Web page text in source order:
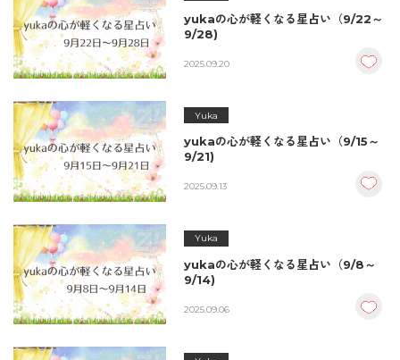
yukaの心が軽くなる星占い（9/22～
9/28)
2025.09.20
Yuka
yukaの心が軽くなる星占い（9/15～
9/21)
2025.09.13
Yuka
yukaの心が軽くなる星占い（9/8～
9/14)
2025.09.06